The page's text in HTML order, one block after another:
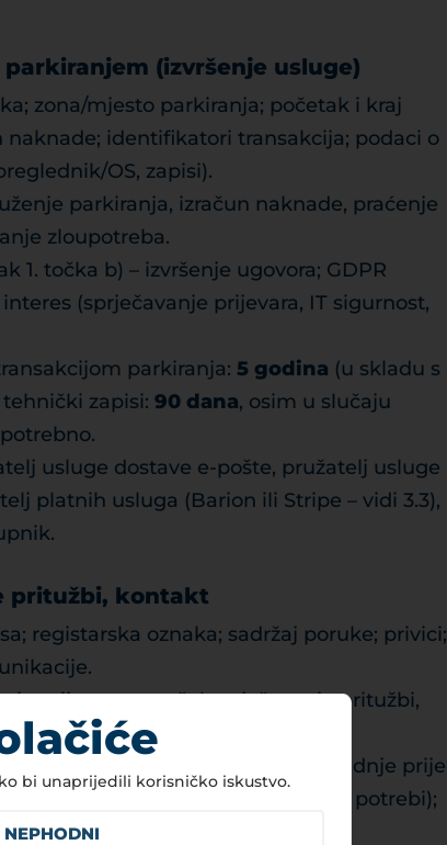
(izvršenje usluge)
zona/mjesto parkiranja; početak i kraj
identifikatori transakcija; podaci o
OS, zapisi).
parkiranja, izračun naknade, praćenje
zloupotreba.
1. točka b) – izvršenje ugovora; GDPR
(sprječavanje prijevara, IT sigurnost,
parkiranja: 5 godina (u skladu s
zapisi: 90 dana, osim u slučaju
usluge dostave e-pošte, pružatelj usluge
platnih usluga (Barion ili Stripe – vidi 3.3),
pritužbi, kontakt
registarska oznaka; sadržaj poruke; privici;
prijavama grešaka, rješavanje pritužbi,
1. točka b) – izvršenje ugovora / radnje prije
1. točka c) – pravna obveza (po potrebi);
interes (osiguranje kvalitete,
bi unaprijedili korisničko iskustvo.